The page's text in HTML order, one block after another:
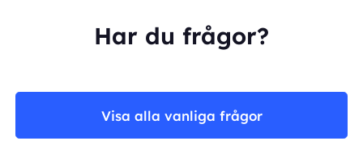
Har du frågor?
Visa alla vanliga frågor